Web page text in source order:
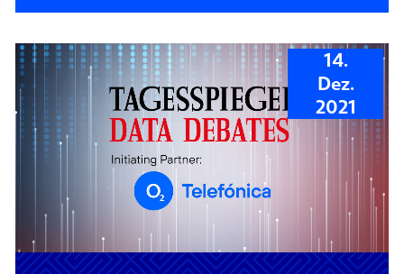
14.
Dez.
2021